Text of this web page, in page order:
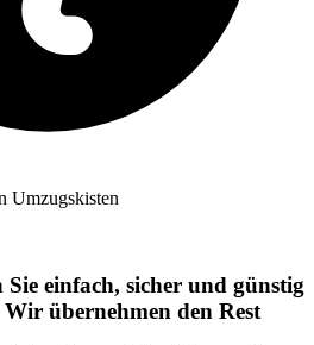
Umzugskisten
einfach, sicher und günstig
übernehmen den Rest